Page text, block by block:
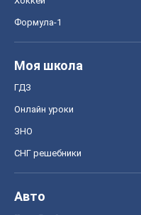
Формула-1
Моя школа
ГДЗ
Онлайн уроки
ЗНО
СНГ решебники
Авто